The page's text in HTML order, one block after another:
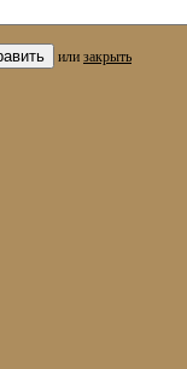
или закрыть